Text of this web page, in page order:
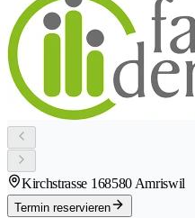
Kirchstrasse 168580 Amriswil
Termin reservieren